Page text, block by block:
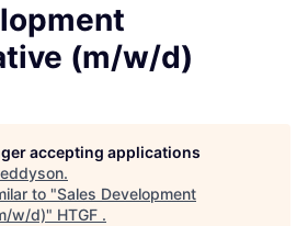
(m/w/d)
accepting applications
eddyson.
to "Sales Development
w/d)" HTGF .